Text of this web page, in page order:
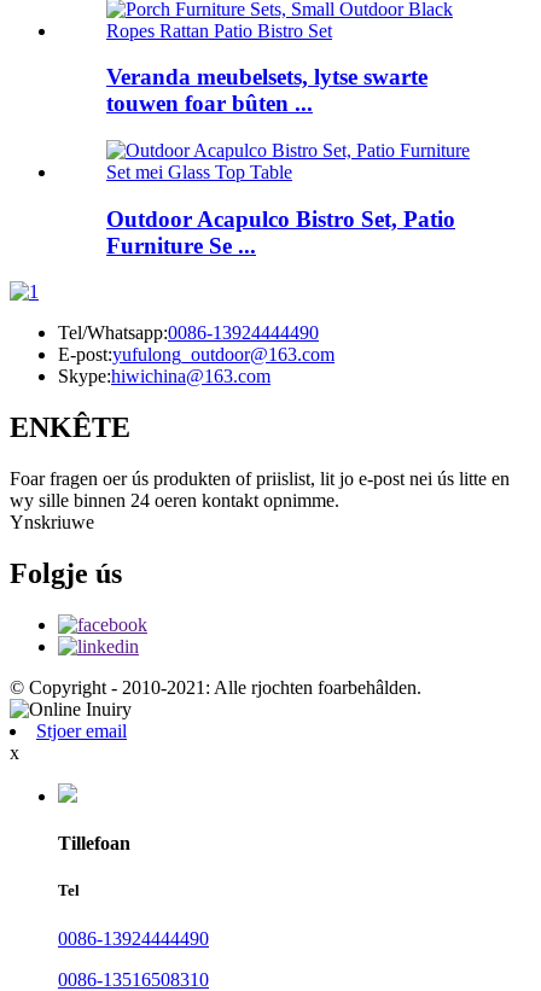
Veranda meubelsets, lytse swarte
touwen foar bûten ...
Outdoor Acapulco Bistro Set, Patio
Furniture Se ...
Tel/Whatsapp:0086-13924444490
E-post:yufulong_outdoor@163.com
Skype:hiwichina@163.com
ENKÊTE
Foar fragen oer ús produkten of priislist, lit jo e-post nei ús litte en
wy sille binnen 24 oeren kontakt opnimme.
Ynskriuwe
Folgje ús
© Copyright - 2010-2021: Alle rjochten foarbehâlden.
Stjoer email
x
Tillefoan
Tel
0086-13924444490
0086-13516508310